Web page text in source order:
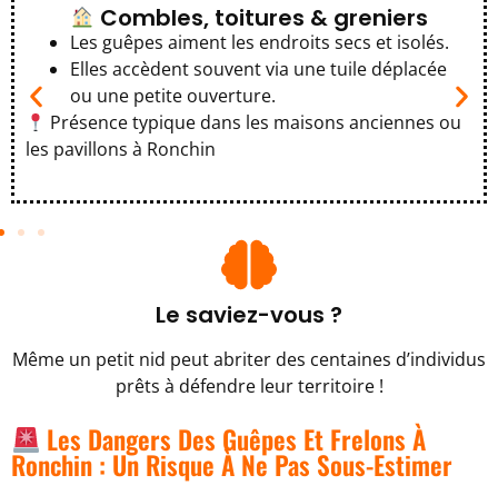
Combles, toitures & greniers
Les guêpes aiment les endroits secs et isolés.
Elles accèdent souvent via une tuile déplacée
ou une petite ouverture.
Présence typique dans les maisons anciennes ou
les pavillons à Ronchin
Le saviez-vous ?
Même un petit nid peut abriter des centaines d’individus
prêts à défendre leur territoire !
Les Dangers Des Guêpes Et Frelons À
Ronchin : Un Risque À Ne Pas Sous-Estimer